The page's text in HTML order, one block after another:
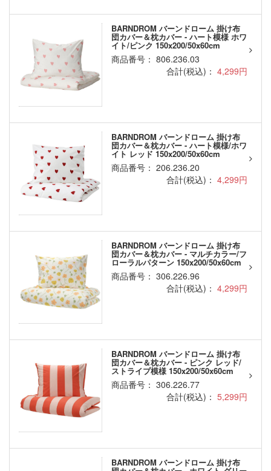
BARNDROM バーンドローム 掛け布
団カバー＆枕カバー - ハート模様 ホワ
イト/ピンク 150x200/50x60cm
商品番号： 806.236.03
合計(税込)： 4,299円
BARNDROM バーンドローム 掛け布
団カバー＆枕カバー - ハート模様/ホワ
イト レッド 150x200/50x60cm
商品番号： 206.236.20
合計(税込)： 4,299円
BARNDROM バーンドローム 掛け布
団カバー＆枕カバー - マルチカラー/フ
ローラルパターン 150x200/50x60cm
商品番号： 306.226.96
合計(税込)： 4,299円
BARNDROM バーンドローム 掛け布
団カバー＆枕カバー - ピンク レッド/
ストライプ模様 150x200/50x60cm
商品番号： 306.226.77
合計(税込)： 5,299円
BARNDROM バーンドローム 掛け布